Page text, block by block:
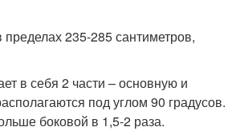
пределах 235-285 сантиметров,
в себя 2 части – основную и
под углом 90 градусов.
боковой в 1,5-2 раза.